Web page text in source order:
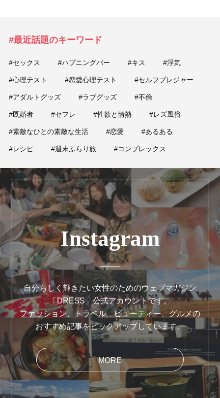
#最近話題のキーワード
#セックス #ハプニングバー #キス #浮気
#心理テスト #恋愛心理テスト #セルフプレジャー
#アダルトグッズ #ラブグッズ #不倫
#既婚者 #セフレ #性欲と情熱 #レズ風俗
#素敵なひとの素敵な生活 #恋愛 #あるある
#レシピ #週末ふらり旅 #コンプレックス
Instagram
自分らしく輝きたい女性のためのウェブマガジン
「DRESS」公式アカウントです。
ファッション、トラベル、ビューティー、グルメの
おすすめ記事をピックアップしています。
MORE